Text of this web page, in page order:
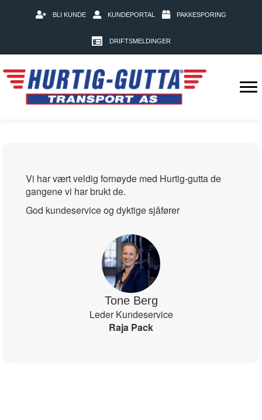
BLI KUNDE KUNDEPORTAL PAKKESPORING
DRIFTSMELDINGER
Vi har vært veldig fornøyde med Hurtig-gutta de
gangene vi har brukt de.
God kundeservice og dyktige sjåfører
Tone Berg
Leder Kundeservice
Raja Pack